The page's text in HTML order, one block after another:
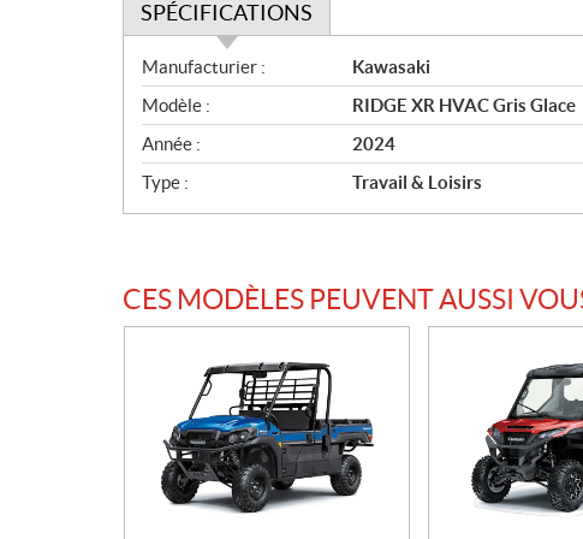
SPÉCIFICATIONS
S
p
é
c
i
f
i
t
i
Manufacturier :
Kawasaki
Modèle :
RIDGE XR HVAC Gris Glace
Année :
2024
Type :
Travail & Loisirs
CES MODÈLES PEUVENT AUSSI